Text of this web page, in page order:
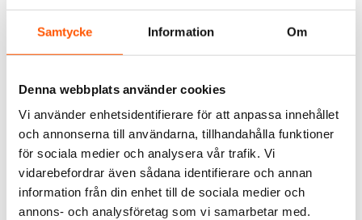
Samtycke Information Om
Denna webbplats använder cookies
Vi använder enhetsidentifierare för att anpassa innehållet
och annonserna till användarna, tillhandahålla funktioner
för sociala medier och analysera vår trafik. Vi
vidarebefordrar även sådana identifierare och annan
information från din enhet till de sociala medier och
annons- och analysföretag som vi samarbetar med.
Namron Edge Vägguttag
6-vägs UTP Jordat
Namron
236,00 kr
299,00 kr -21%
Namron Edge Vägguttag
2-vägs UTP IP44
Namron
135,00 kr
169,00 kr -20%